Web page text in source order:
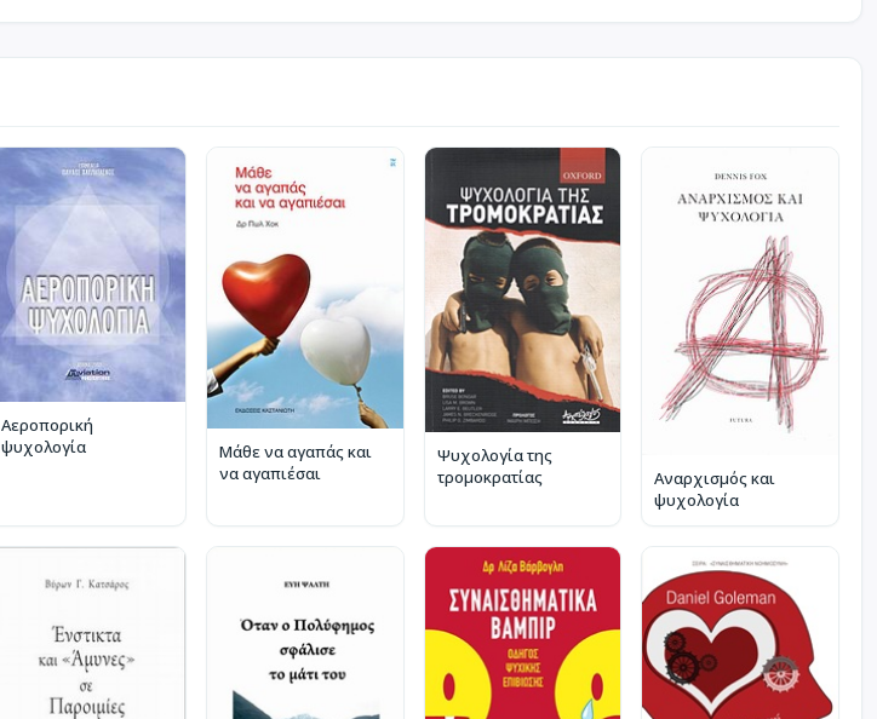
Αεροπορική
ψυχολογία
Μάθε να αγαπάς και
να αγαπιέσαι
Ψυχολογία της
τρομοκρατίας
Αναρχισμός και
ψυχολογία